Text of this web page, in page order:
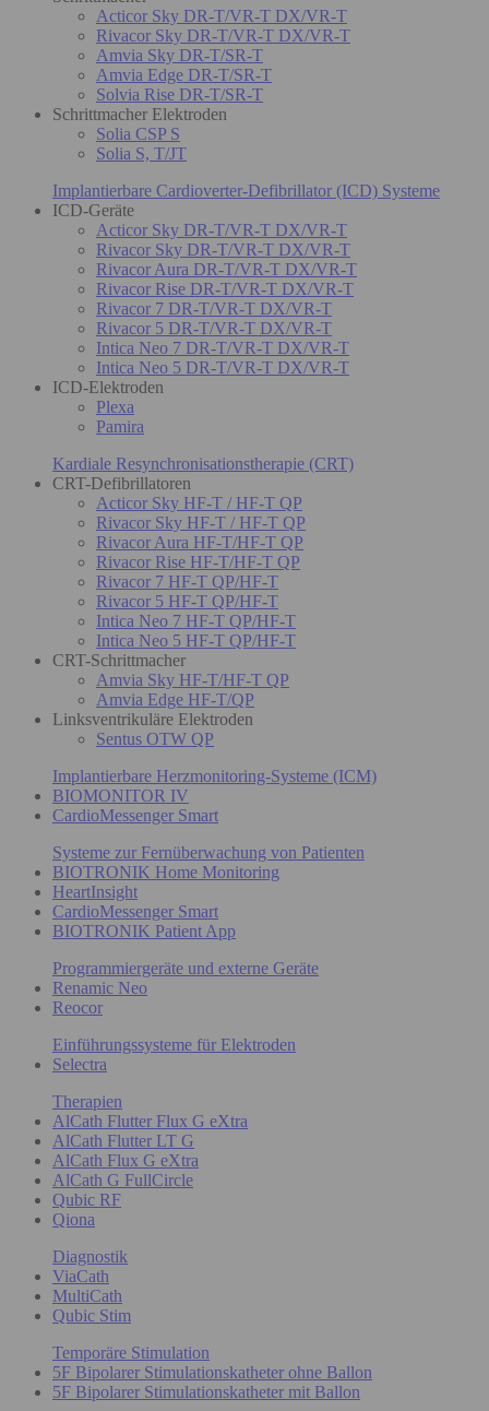
Acticor Sky DR-T/VR-T DX/VR-T
Rivacor Sky DR-T/VR-T DX/VR-T
Amvia Sky DR-T/SR-T
Amvia Edge DR-T/SR-T
Solvia Rise DR-T/SR-T
Schrittmacher Elektroden
Solia CSP S
Solia S, T/JT
Implantierbare Cardioverter-Defibrillator (ICD) Systeme
ICD-Geräte
Acticor Sky DR-T/VR-T DX/VR-T
Rivacor Sky DR-T/VR-T DX/VR-T
Rivacor Aura DR-T/VR-T DX/VR-T
Rivacor Rise DR-T/VR-T DX/VR-T
Rivacor 7 DR-T/VR-T DX/VR-T
Rivacor 5 DR-T/VR-T DX/VR-T
Intica Neo 7 DR-T/VR-T DX/VR-T
Intica Neo 5 DR-T/VR-T DX/VR-T
ICD-Elektroden
Plexa
Pamira
Kardiale Resynchronisationstherapie (CRT)
CRT-Defibrillatoren
Acticor Sky HF-T / HF-T QP
Rivacor Sky HF-T / HF-T QP
Rivacor Aura HF-T/HF-T QP
Rivacor Rise HF-T/HF-T QP
Rivacor 7 HF-T QP/HF-T
Rivacor 5 HF-T QP/HF-T
Intica Neo 7 HF-T QP/HF-T
Intica Neo 5 HF-T QP/HF-T
CRT-Schrittmacher
Amvia Sky HF-T/HF-T QP
Amvia Edge HF-T/QP
Linksventrikuläre Elektroden
Sentus OTW QP
Implantierbare Herzmonitoring-Systeme (ICM)
BIOMONITOR IV
CardioMessenger Smart
Systeme zur Fernüberwachung von Patienten
BIOTRONIK Home Monitoring
HeartInsight
CardioMessenger Smart
BIOTRONIK Patient App
Programmiergeräte und externe Geräte
Renamic Neo
Reocor
Einführungssysteme für Elektroden
Selectra
Therapien
AlCath Flutter Flux G eXtra
AlCath Flutter LT G
AlCath Flux G eXtra
AlCath G FullCircle
Qubic RF
Qiona
Diagnostik
ViaCath
MultiCath
Qubic Stim
Temporäre Stimulation
5F Bipolarer Stimulationskatheter ohne Ballon
5F Bipolarer Stimulationskatheter mit Ballon